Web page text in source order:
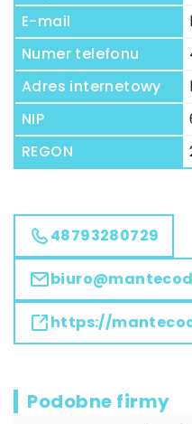
E-mail
Numer telefonu
Adres internetowy
NIP
REGON
48793280729
https://
Podobne firmy